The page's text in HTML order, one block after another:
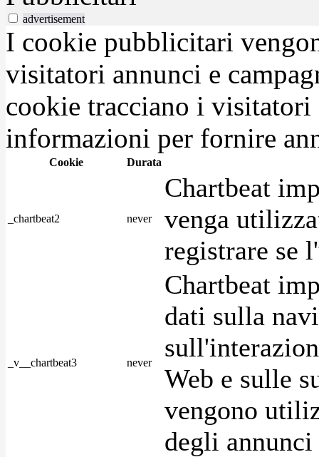
advertisement
I cookie pubblicitari
visitatori annunci e
cookie tracciano i visitatori
informazioni per fornire
Cookie Durata
_chartbeat2 never
Chartbeat
venga
registrare se
_v__chartbeat3 never
Chartbeat
dati sulla
Web e sulle
vengono
degli